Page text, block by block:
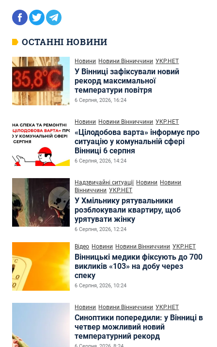
ОСТАННІ НОВИНИ
Новини Новини Вінниччини УКР.НЕТ
У Вінниці зафіксували новий
рекорд максимальної
температури повітря
6 Серпня, 2026, 16:24
Новини Новини Вінниччини УКР.НЕТ
«Цілодобова варта» інформує про
ситуацію у комунальній сфері
Вінниці 6 серпня
6 Серпня, 2026, 14:24
Надзвичайні ситуації Новини Новини
Вінниччини УКР.НЕТ
У Хмільнику рятувальники
розблокували квартиру, щоб
урятувати жінку
6 Серпня, 2026, 12:24
Відео Новини Новини Вінниччини УКР.НЕТ
Вінницькі медики фіксують до 700
викликів «103» на добу через
спеку
6 Серпня, 2026, 10:24
Новини Новини Вінниччини УКР.НЕТ
Синоптики попередили: у Вінниці в
четвер можливий новий
температурний рекорд